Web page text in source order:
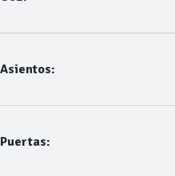
Asientos:
Puertas: